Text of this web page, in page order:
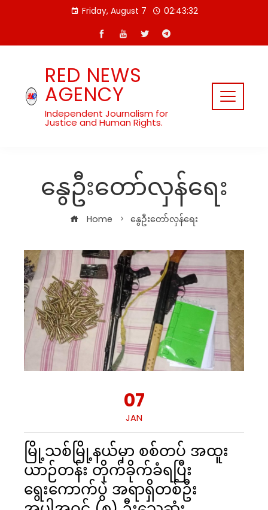
Friday, August 7 02:43:33
RED NEWS
AGENCY
Independent Journalism for
Justice and Human Rights.
နွေဦးတော်လှန်ရေး
Home နွေဦးတော်လှန်ရေး
07
JAN
မြို့သစ်မြို့နယ်မှာ စစ်တပ် အထူး
ယာဉ်တန်း တိုက်ခိုက်ခံရပြီး
ရွေးကောက်ပွဲ အရာရှိတစ်ဦး